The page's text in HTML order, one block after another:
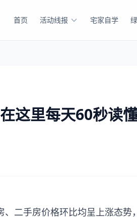
首页 活动线报 宅家自学
这里每天60秒读懂
、二手房价格环比均呈上涨态势